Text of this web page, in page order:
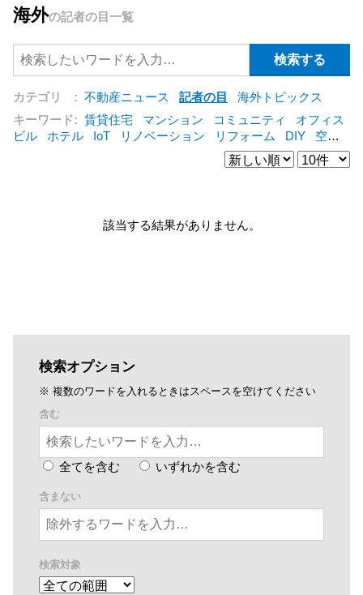
海外の記者の目一覧
カテゴリ : 不動産ニュース 記者の目
海外トピックス
キーワード: 賃貸住宅 マンション コミュニティ
オフィス
ビル
ホテル IoT リノベーション リフォーム DIY
空き
シェアリングエコノミー 建売住宅
管理
公営住宅 三菱地所 仲介[+]
該当する結果がありません。
検索オプション
※ 複数のワードを入れるときはスペースを空けてください
含む
全てを含む いずれかを含む
含まない
検索対象